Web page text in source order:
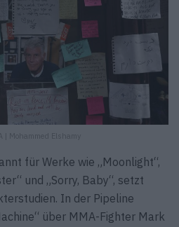
Mohammed Elshamy
für Werke wie „Moonlight“,
und „Sorry, Baby“, setzt
In der Pipeline
über MMA-Fighter Mark